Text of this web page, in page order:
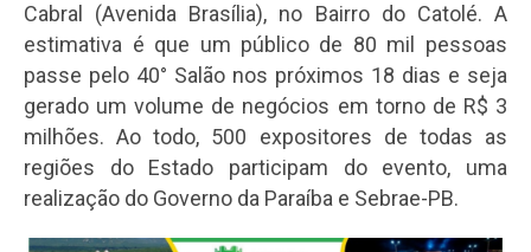
Cabral (Avenida Brasília), no Bairro do Catolé. A
estimativa é que um público de 80 mil pessoas
passe pelo 40° Salão nos próximos 18 dias e seja
gerado um volume de negócios em torno de R$ 3
milhões. Ao todo, 500 expositores de todas as
regiões do Estado participam do evento, uma
realização do Governo da Paraíba e Sebrae-PB.